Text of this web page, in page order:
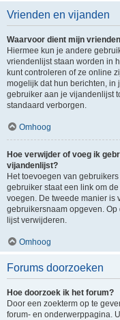
Vrienden en vijanden
Waarvoor dient mijn
Hiermee kun je andere
vriendenlijst staan worden in
kunt controleren of ze online
mogelijk dat hun berichten, in
gebruiker aan je vijandenlijst
standaard verborgen.
Omhoog
Hoe verwijder of voeg ik
vijandenlijst?
Het toevoegen van
gebruiker staat een link om
voegen. De tweede manier is
gebruikersnaam opgeven.
lijst verwijderen.
Omhoog
Forums doorzoeken
Hoe doorzoek ik het forum?
Door een zoekterm op te
forum- en onderwerppagina.